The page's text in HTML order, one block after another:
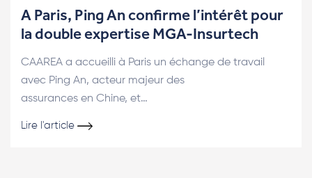
A Paris, Ping An confirme l’intérêt pour
la double expertise MGA-Insurtech
CAAREA a accueilli à Paris un échange de travail
avec Ping An, acteur majeur des
assurances en Chine, et…
Lire l'article